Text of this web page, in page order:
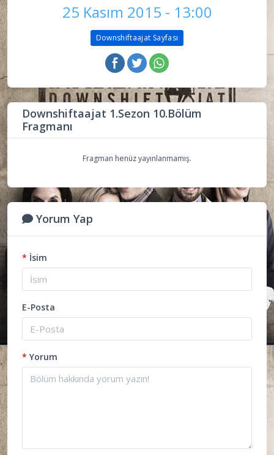
25 Kasım 2015 - 13:00
Downshiftaajat Sayfası
Downshiftaajat 1.Sezon 10.Bölüm
Fragmanı
Fragman henüz yayınlanmamış.
Yorum Yap
* İsim
E-Posta
* Yorum